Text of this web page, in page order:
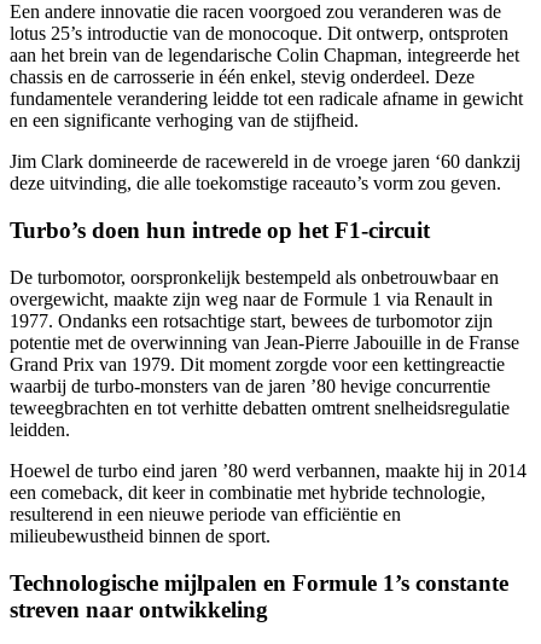
Een andere innovatie die racen voorgoed zou veranderen was de
lotus 25’s introductie van de monocoque. Dit ontwerp, ontsproten
aan het brein van de legendarische Colin Chapman, integreerde het
chassis en de carrosserie in één enkel, stevig onderdeel. Deze
fundamentele verandering leidde tot een radicale afname in gewicht
en een significante verhoging van de stijfheid.
Jim Clark domineerde de racewereld in de vroege jaren ‘60 dankzij
deze uitvinding, die alle toekomstige raceauto’s vorm zou geven.
Turbo’s doen hun intrede op het F1-circuit
De turbomotor, oorspronkelijk bestempeld als onbetrouwbaar en
overgewicht, maakte zijn weg naar de Formule 1 via Renault in
1977. Ondanks een rotsachtige start, bewees de turbomotor zijn
potentie met de overwinning van Jean-Pierre Jabouille in de Franse
Grand Prix van 1979. Dit moment zorgde voor een kettingreactie
waarbij de turbo-monsters van de jaren ’80 hevige concurrentie
teweegbrachten en tot verhitte debatten omtrent snelheidsregulatie
leidden.
Hoewel de turbo eind jaren ’80 werd verbannen, maakte hij in 2014
een comeback, dit keer in combinatie met hybride technologie,
resulterend in een nieuwe periode van efficiëntie en
milieubewustheid binnen de sport.
Technologische mijlpalen en Formule 1’s constante
streven naar ontwikkeling